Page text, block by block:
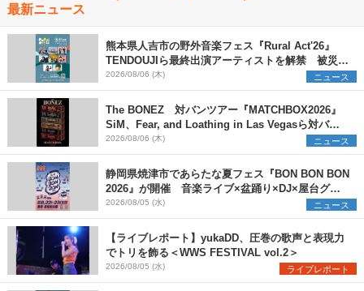
最新ニュース
熊本県人吉市の野外音楽フェス『Rural Act'26』
TENDOUJIら最終出演アーティストを解禁 被災地
支援プロジェクトの始動も発表
2026/08/06 (木) ニュース
The BONEZ 対バンツアー『MATCHBOX2026』
SiM、Fear, and Loathing in Las Vegasら対バン
アーティストを一斉解禁
2026/08/06 (木) ニュース
静岡県焼津市であらたな夏フェス『BON BON BON
2026』が開催 音楽ライブ×盆踊り×DJ×屋台グル
メ×ランタンナイトで彩る2日間
2026/08/05 (水) ニュース
【ライブレポート】yukaDD、圧巻の歌声と表現力
でトリを飾る＜WWS FESTIVAL vol.2＞
2026/08/05 (水) ライブレポート